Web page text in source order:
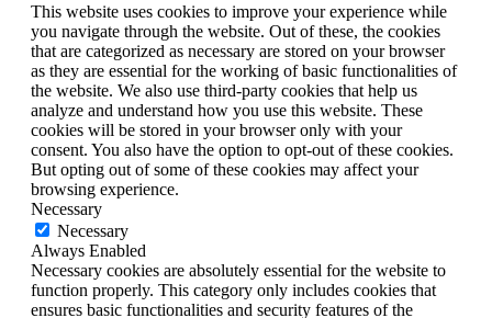
This website uses cookies to improve your experience while
you navigate through the website. Out of these, the cookies
that are categorized as necessary are stored on your browser
as they are essential for the working of basic functionalities of
the website. We also use third-party cookies that help us
analyze and understand how you use this website. These
cookies will be stored in your browser only with your
consent. You also have the option to opt-out of these cookies.
But opting out of some of these cookies may affect your
browsing experience.
Necessary
Necessary
Always Enabled
Necessary cookies are absolutely essential for the website to
function properly. This category only includes cookies that
ensures basic functionalities and security features of the